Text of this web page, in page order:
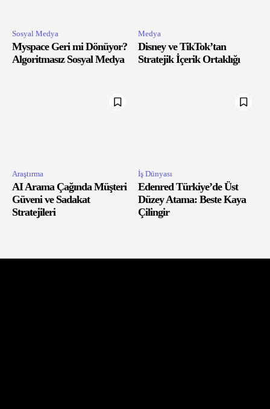
Sosyal Medya
Myspace Geri mi Dönüyor?
Algoritmasız Sosyal Medya
Medya
Disney ve TikTok’tan
Stratejik İçerik Ortaklığı
Araştırma
AI Arama Çağında Müşteri
Güveni ve Sadakat
Stratejileri
İş Dünyası
Edenred Türkiye’de Üst
Düzey Atama: Beste Kaya
Çilingir